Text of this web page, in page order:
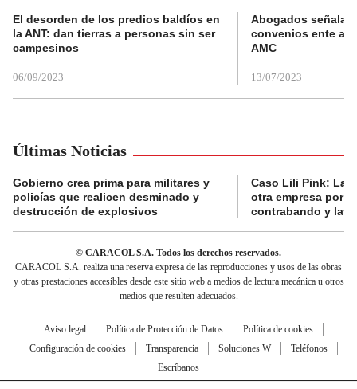
El desorden de los predios baldíos en
la ANT: dan tierras a personas sin ser
campesinos
06/09/2023
Abogados
convenios ente
AMC
13/07/2023
Últimas Noticias
Gobierno crea prima para militares y
policías que realicen desminado y
destrucción de explosivos
Caso Lili Pink: La
otra empresa por
contrabando y
© CARACOL S.A. Todos los derechos reservados.
CARACOL S.A. realiza una reserva expresa de las reproducciones y usos de las obras
y otras prestaciones accesibles desde este sitio web a medios de lectura mecánica u otros
medios que resulten adecuados.
Aviso legal Política de Protección de Datos
Política de cookies
Configuración de cookies
Transparencia Soluciones W
Teléfonos
Escríbanos